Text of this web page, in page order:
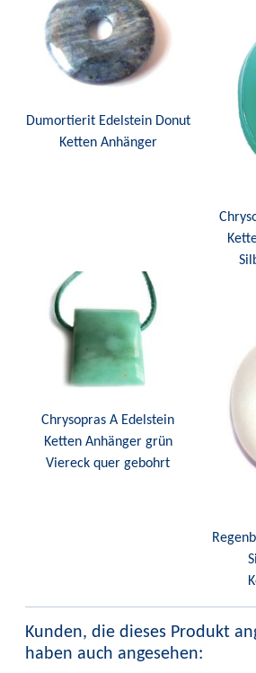
Dumortierit Edelstein Donut
Ketten Anhänger
Chrysopras A Edelstein
Ketten Anhänger grün
Viereck quer gebohrt
Kunden, die dieses Produkt
haben auch angesehen: